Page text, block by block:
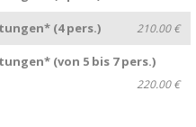
(4 pers.) 210.00 €
(von 5 bis 7 pers.)
220.00 €